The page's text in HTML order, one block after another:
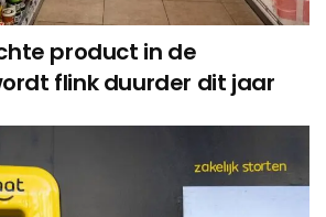
product in de
flink duurder dit jaar